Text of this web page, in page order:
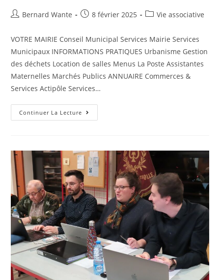
Bernard Wante 8 février 2025 Vie associative
VOTRE MAIRIE Conseil Municipal Services Mairie Services
Municipaux INFORMATIONS PRATIQUES Urbanisme Gestion
des déchets Location de salles Menus La Poste Assistantes
Maternelles Marchés Publics ANNUAIRE Commerces &
Services Actipôle Services…
Continuer La Lecture